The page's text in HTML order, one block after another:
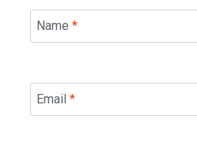
Name *
Email *